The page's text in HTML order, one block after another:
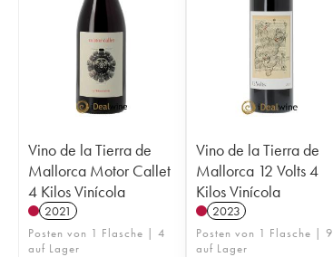
Vino de la Tierra de
Mallorca Motor Callet
4 Kilos Vinícola
2021
Posten von 1 Flasche | 4
auf Lager
Vino de la Tierra de
Mallorca 12 Volts 4
Kilos Vinícola
2023
Posten von 1 Flasche | 9
auf Lager